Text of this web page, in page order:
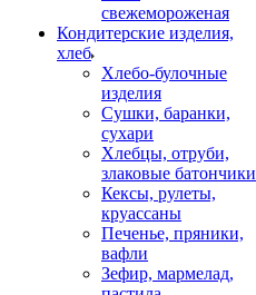
свежемороженая
Кондитерские изделия,
хлеб
Хлебо-булочные
изделия
Сушки, баранки,
сухари
Хлебцы, отруби,
злаковые батончики
Кексы, рулеты,
круассаны
Печенье, пряники,
вафли
Зефир, мармелад,